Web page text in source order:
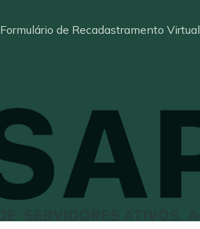
Formulário de Recadastramento Virtual